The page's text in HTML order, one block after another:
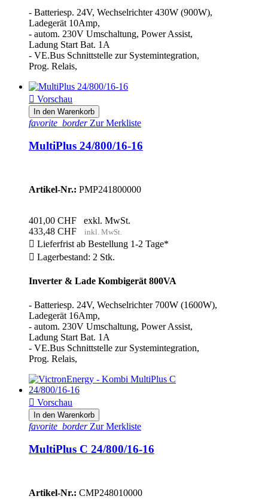
10kg 2
12kg 1
15.5kg 1
15kg 1
18kg 2
26kg 1
30kg 3
31kg 1
4.4kg 2
8.2kg 1
externer Anti Insel Schutz (ENS) notwendig!
2
Zertifikate prüfen 1
More filters Less filters
Filter anwenden21
- Batteriesp. 24V, Wechselrichter 430W (900W),
Ladegerät 10Amp,
- autom. 230V Umschaltung, Power Assist,
Ladung Start Bat. 1A
- VE.Bus Schnittstelle zur Systemintegration,
Prog. Relais,
 Vorschau
In den Warenkorb
favorite_borderZur Merkliste
MultiPlus 24/800/16-16
Artikel-Nr.: PMP241800000
401,00 CHF
exkl. MwSt.
433,48 CHF
inkl. MwSt.
 Lieferfrist ab Bestellung 1-2 Tage*
 Lagerbestand: 2 Stk.
Inverter & Lade Kombigerät 800VA
- Batteriesp. 24V, Wechselrichter 700W (1600W),
Ladegerät 16Amp,
- autom. 230V Umschaltung, Power Assist,
Ladung Start Bat. 1A
- VE.Bus Schnittstelle zur Systemintegration,
Prog. Relais,
 Vorschau
In den Warenkorb
favorite_borderZur Merkliste
MultiPlus C 24/800/16-16
Artikel-Nr.: CMP248010000